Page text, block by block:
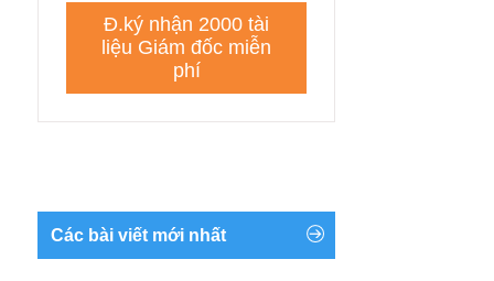
Các bài viết mới nhất